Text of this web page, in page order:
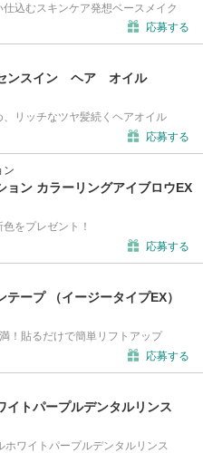
込むスキンケア発想ベースメイク
応募する
ンスイン ヘア オイル
リッチなツヤ髪続くヘアオイル
応募する
ン
ョン カラーリングアイブロウEX
をプレゼント！
応募する
ープ （イージータイプEX）
！貼るだけで簡単リフトアップ
応募する
イトパープルデンタルリンス
ホワイトパープルデンタルリンス